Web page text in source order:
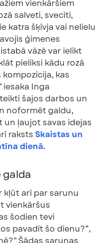
vienkāršiem
salveti, svecīti,
katra šķīvja vai nelielu
ģimenes
vāzē var ielikt
pieliksi kādu rozā
kas
Inga
šajos darbos un
noformēt galdu,
un ļaujot savas idejas
raksts Skaistas un
dienā.
galda
kļūt arī par sarunu
vienkāršus
šodien tevi
pavadīt šo dienu?”,
Šādas sarunas